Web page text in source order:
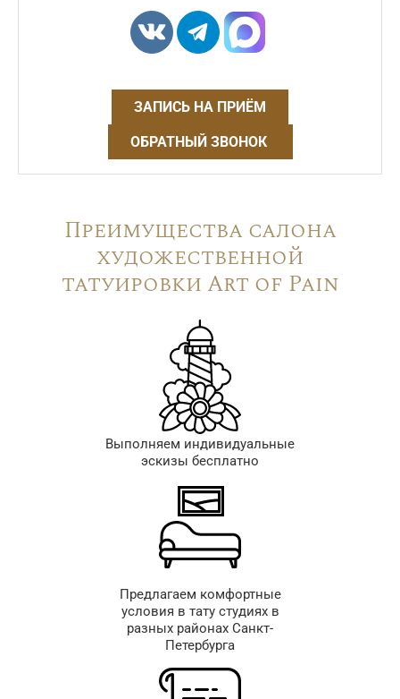
ЗАПИСЬ НА ПРИЁМ
ОБРАТНЫЙ ЗВОНОК
Преимущества салона
художественной
татуировки Art of Pain
Выполняем индивидуальные
эскизы бесплатно
Предлагаем комфортные
условия в тату студиях в
разных районах Санкт-
Петербурга